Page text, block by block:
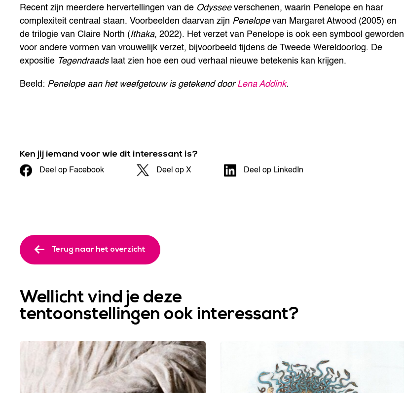
Recent zijn meerdere hervertellingen van de Odysseeverschenen, waarin Penelope en haar
complexiteit centraal staan. Voorbeelden daarvan zijn Penelopevan Margaret Atwood (2005) en
de trilogie van Claire North (Ithaka, 2022). Het verzet van Penelope is ook een symbool geworden
voor andere vormen van vrouwelijk verzet, bijvoorbeeld tijdens de Tweede Wereldoorlog. De
expositie Tegendraadslaat zien hoe een oud verhaal nieuwe betekenis kan krijgen.
Beeld: Penelope aan het weefgetouw is getekend doorLena Addink.
Ken jij iemand voor wie dit interessant is?
Deel op Facebook Deel op X Deel op LinkedIn
Terug naar het overzicht
Wellicht vind je deze
tentoonstellingen ook interessant?